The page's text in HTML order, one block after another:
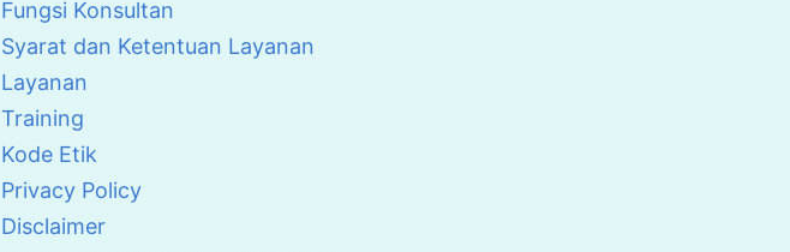
Fungsi Konsultan
Syarat dan Ketentuan Layanan
Layanan
Training
Kode Etik
Privacy Policy
Disclaimer